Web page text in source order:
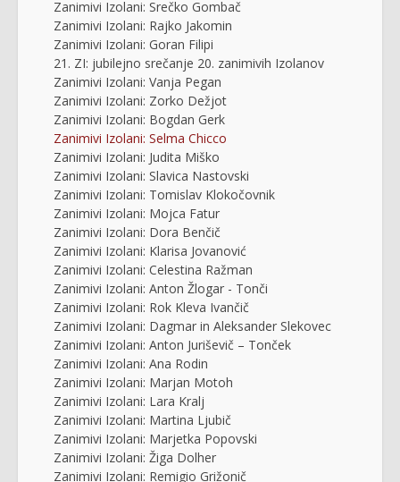
Zanimivi Izolani: Srečko Gombač
Zanimivi Izolani: Rajko Jakomin
Zanimivi Izolani: Goran Filipi
21. ZI: jubilejno srečanje 20. zanimivih Izolanov
Zanimivi Izolani: Vanja Pegan
Zanimivi Izolani: Zorko Dežjot
Zanimivi Izolani: Bogdan Gerk
Zanimivi Izolani: Selma Chicco
Zanimivi Izolani: Judita Miško
Zanimivi Izolani: Slavica Nastovski
Zanimivi Izolani: Tomislav Klokočovnik
Zanimivi Izolani: Mojca Fatur
Zanimivi Izolani: Dora Benčič
Zanimivi Izolani: Klarisa Jovanović
Zanimivi Izolani: Celestina Ražman
Zanimivi Izolani: Anton Žlogar - Tonči
Zanimivi Izolani: Rok Kleva Ivančič
Zanimivi Izolani: Dagmar in Aleksander Slekovec
Zanimivi Izolani: Anton Juriševič – Tonček
Zanimivi Izolani: Ana Rodin
Zanimivi Izolani: Marjan Motoh
Zanimivi Izolani: Lara Kralj
Zanimivi Izolani: Martina Ljubič
Zanimivi Izolani: Marjetka Popovski
Zanimivi Izolani: Žiga Dolher
Zanimivi Izolani: Remigio Grižonič